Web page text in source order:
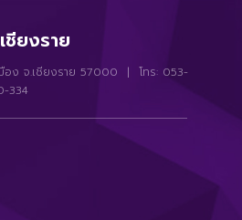
ชียงราย
อง จ.เชียงราย 57000 | โทร: 053-
334